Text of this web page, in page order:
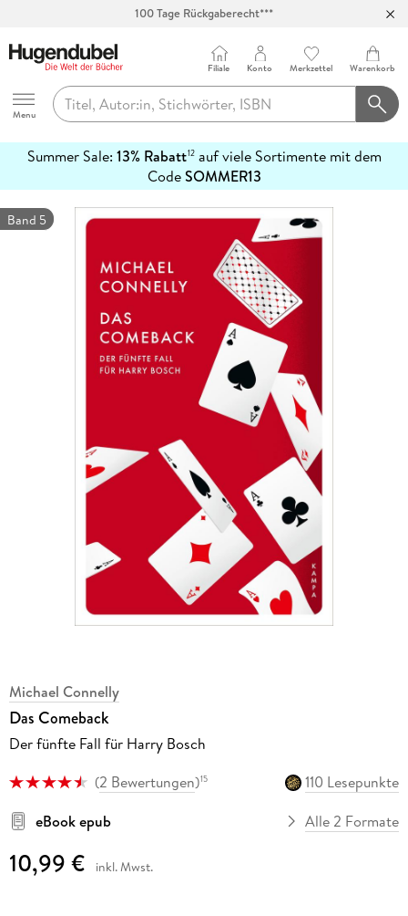
100 Tage Rückgaberecht***
Hugendubel
Menu
Filiale Konto Merkzettel Warenkorb
Summer Sale: 13% Rabatt12auf viele Sortimente mit dem
CodeSOMMER13
erfahren
Band 5
Michael Connelly
Das Comeback
Der fünfte Fall für Harry Bosch
(2 Bewertungen)15
110 Lesepunkte
eBook epub
Alle 2 Formate
10,99 € inkl. Mwst.